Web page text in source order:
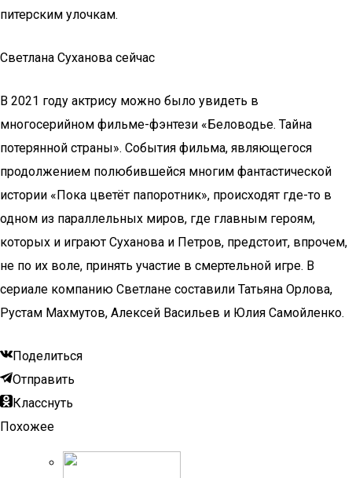
питерским улочкам.
Светлана Суханова сейчас
В 2021 году актрису можно было увидеть в
многосерийном фильме-фэнтези «Беловодье. Тайна
потерянной страны». События фильма, являющегося
продолжением полюбившейся многим фантастической
истории «Пока цветёт папоротник», происходят где-то в
одном из параллельных миров, где главным героям,
которых и играют Суханова и Петров, предстоит, впрочем,
не по их воле, принять участие в смертельной игре. В
сериале компанию Светлане составили Татьяна Орлова,
Рустам Махмутов, Алексей Васильев и Юлия Самойленко.
Поделиться
Отправить
Класснуть
Похожее